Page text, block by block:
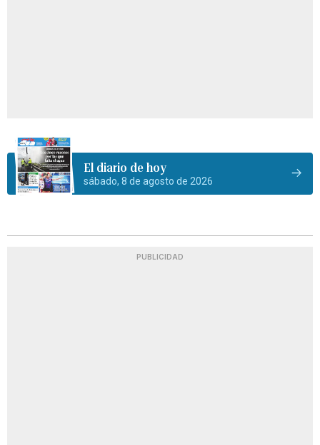
El diario de hoy
sábado, 8 de agosto de 2026
PUBLICIDAD